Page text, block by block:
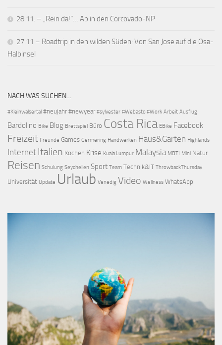
28.11. – „Rein da!“… Ab in den Corcovado-NP
27.11 – Roadtrip in den wilden Süden: Von San Jose auf die Osa-
Halbinsel
NACH WAS SUCHEN…
#Kleinwalsertal #neujahr #newyear #sylvester #Webasto #Work Arbeit Ausflug
Bardolino Bike Blog Brettspiel Büro Costa Rica EBike Facebook
Freizeit Freunde Games Germering Handwerken Haus&Garten Highlands
Internet Italien Kochen Krise Kuala Lumpur Malaysia MBTI Mini Natur
Reisen Schulung Seychellen Sport Team Technik&IT ThrowbackThursday
Universität Update Urlaub Venedig Video Wellness WhatsApp